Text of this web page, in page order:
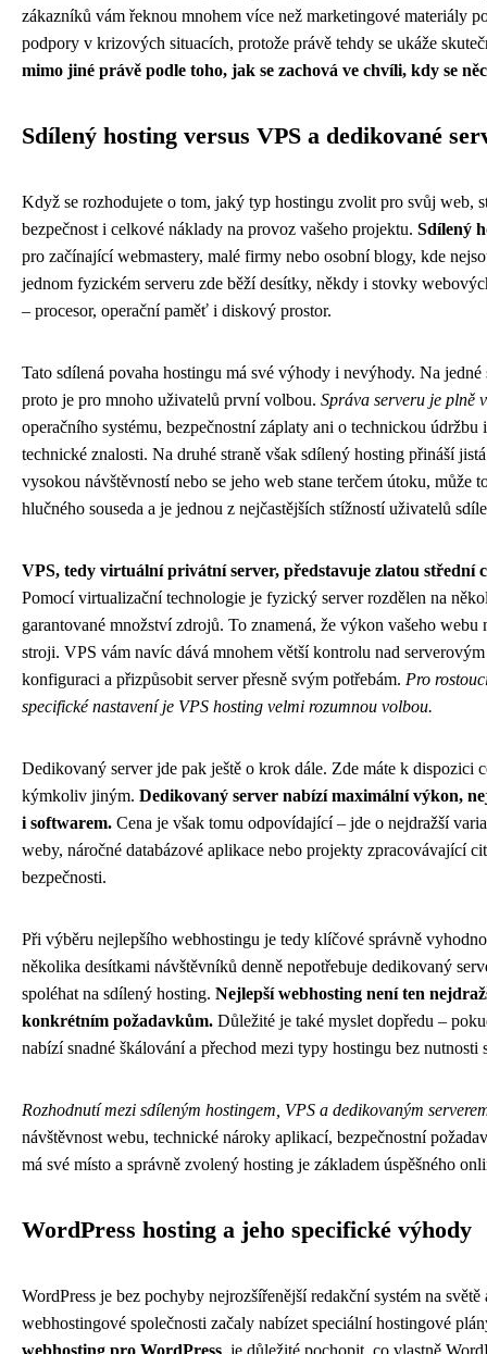
zákazníků vám řeknou mnohem více než marketingové materiály
podpory v krizových situacích, protože právě tehdy se ukáže
mimo jiné právě podle toho, jak se zachová ve chvíli, kdy se
Sdílený hosting versus VPS a dedikované
Když se rozhodujete o tom, jaký typ hostingu zvolit pro svůj web,
bezpečnost i celkové náklady na provoz vašeho projektu. Sdílený
pro začínající webmastery, malé firmy nebo osobní blogy, kde
jednom fyzickém serveru zde běží desítky, někdy i stovky
– procesor, operační paměť i diskový prostor.
Tato sdílená povaha hostingu má své výhody i nevýhody. Na
proto je pro mnoho uživatelů první volbou. Správa serveru je plně
operačního systému, bezpečnostní záplaty ani o technickou
technické znalosti. Na druhé straně však sdílený hosting přináší
vysokou návštěvností nebo se jeho web stane terčem útoku,
hlučného souseda a je jednou z nejčastějších stížností uživatelů
VPS, tedy virtuální privátní server, představuje zlatou střední
Pomocí virtualizační technologie je fyzický server rozdělen na
garantované množství zdrojů. To znamená, že výkon vašeho
stroji. VPS vám navíc dává mnohem větší kontrolu nad
konfiguraci a přizpůsobit server přesně svým potřebám. Pro
specifické nastavení je VPS hosting velmi rozumnou volbou.
Dedikovaný server jde pak ještě o krok dále. Zde máte k
kýmkoliv jiným. Dedikovaný server nabízí maximální výkon,
i softwarem. Cena je však tomu odpovídající – jde o nejdražší
weby, náročné databázové aplikace nebo projekty zpracovávající
bezpečnosti.
Při výběru nejlepšího webhostingu je tedy klíčové správně
několika desítkami návštěvníků denně nepotřebuje dedikovaný
spoléhat na sdílený hosting. Nejlepší webhosting není ten
konkrétním požadavkům. Důležité je také myslet dopředu –
nabízí snadné škálování a přechod mezi typy hostingu bez nutnosti
Rozhodnutí mezi sdíleným hostingem, VPS a dedikovaným
návštěvnost webu, technické nároky aplikací, bezpečnostní
má své místo a správně zvolený hosting je základem úspěšného
WordPress hosting a jeho specifické výhody
WordPress je bez pochyby nejrozšířenější redakční systém na
webhostingové společnosti začaly nabízet speciální hostingové
webhosting pro WordPress , je důležité pochopit, co vlastně